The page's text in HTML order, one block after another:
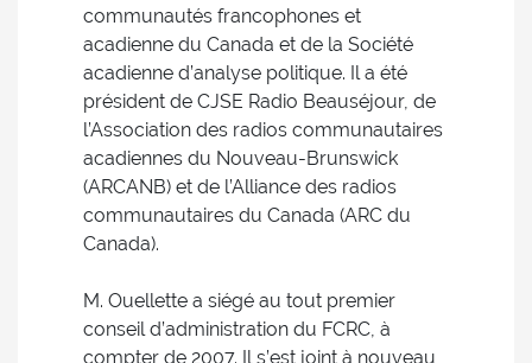
communautés francophones et
acadienne du Canada et de la Société
acadienne d’analyse politique. Il a été
président de CJSE Radio Beauséjour, de
l’Association des radios communautaires
acadiennes du Nouveau-Brunswick
(ARCANB) et de l’Alliance des radios
communautaires du Canada (ARC du
Canada).
M. Ouellette a siégé au tout premier
conseil d’administration du FCRC, à
compter de 2007. Il s’est joint à nouveau